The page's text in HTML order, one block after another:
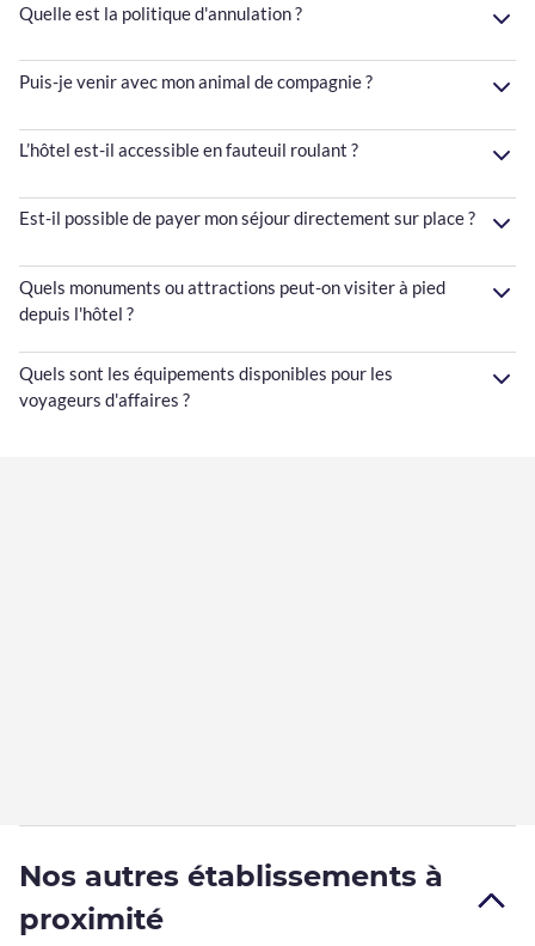
Quelle est la politique d'annulation ?
Puis-je venir avec mon animal de compagnie ?
L’hôtel est-il accessible en fauteuil roulant ?
Est-il possible de payer mon séjour directement sur place ?
Quels monuments ou attractions peut-on visiter à pied
depuis l'hôtel ?
Quels sont les équipements disponibles pour les
voyageurs d'affaires ?
Nos autres établissements à
proximité